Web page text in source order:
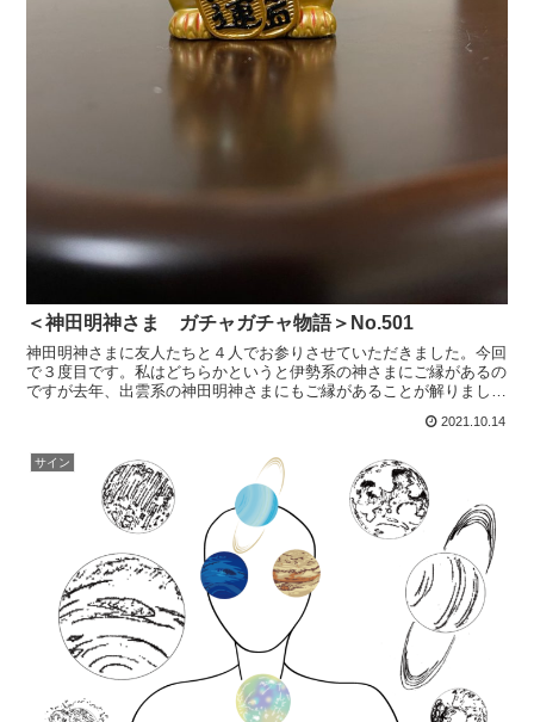
＜神田明神さま ガチャガチャ物語＞No.501
神田明神さまに友人たちと４人でお参りさせていただきました。今回
で３度目です。私はどちらかというと伊勢系の神さまにご縁があるの
ですが去年、出雲系の神田明神さまにもご縁があることが解りまし
2021.10.14
サイン